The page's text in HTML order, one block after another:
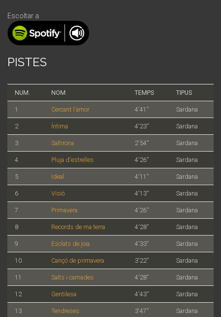
Escoltar a
PISTES
NUM. NOM TEMPS TIPUS
1 Cercant l'amor 4'41'' Sardana
2 Íntima 4'23'' Sardana
3 Saltirona 2'54'' Sardana
4 Pluja d'estrelles 4'26'' Sardana
5 Ideal 4'11'' Sardana
6 Visió 4'13'' Sardana
7 Primavera 4'26'' Sardana
8 Records de ma terra 4'28'' Sardana
9 Esclats de joia 4'33'' Sardana
10 Cançó de primavera 3'22'' Sardana
11 Salts i camades 4'28'' Sardana
12 Gentilesa 4'43'' Sardana
13 Tendreses 3'47'' Sardana